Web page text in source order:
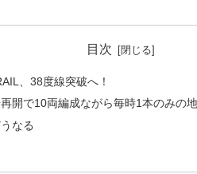
目次
、38度線突破へ！
開で10両編成ながら毎時1本のみの
なる